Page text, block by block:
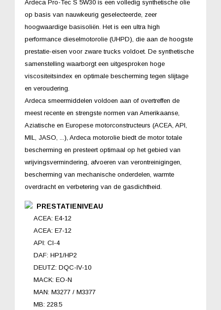
Ardeca Pro-Tec S 5W30 is een volledig synthetische olie
op basis van nauwkeurig geselecteerde, zeer
hoogwaardige basisoliën. Het is een ultra high
performance dieselmotorolie (UHPD), die aan de hoogste
prestatie-eisen voor zware trucks voldoet. De synthetische
samenstelling waarborgt een uitgesproken hoge
viscositeitsindex en optimale bescherming tegen slijtage
en veroudering.
Ardeca smeermiddelen voldoen aan of overtreffen de
meest recente en strengste normen van Amerikaanse,
Aziatische en Europese motorconstructeurs (ACEA, API,
MIL, JASO, ...), Ardeca motorolie biedt de motor totale
bescherming en presteert optimaal op het gebied van
wrijvingsvermindering, afvoeren van verontreinigingen,
bescherming van mechanische onderdelen, warmte
overdracht en verbetering van de gasdichtheid.
PRESTATIENIVEAU
ACEA: E4-12
ACEA: E7-12
API: CI-4
DAF: HP1/HP2
DEUTZ: DQC-IV-10
MACK: EO-N
MAN: M3277 / M3377
MB: 228.5